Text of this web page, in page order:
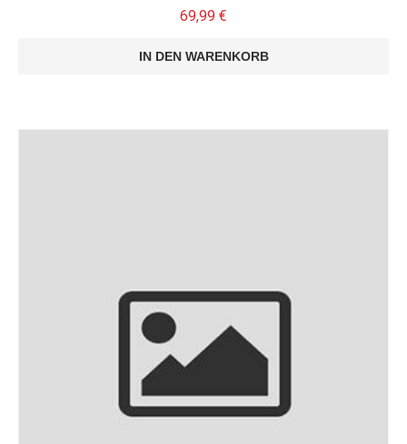
69,99 €
IN DEN WARENKORB